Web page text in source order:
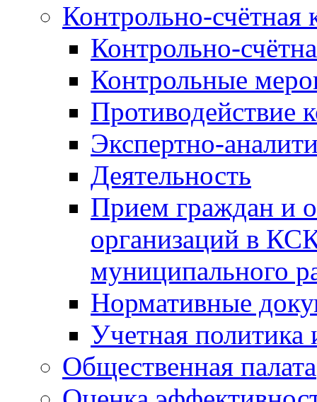
Контрольно-счётная
Контрольно-
Контрольные
Противодействие
Экспертно-
Деятельность
Прием граждан и
организаций в
муниципального
Нормативные
Учетная политика
Общественная палата